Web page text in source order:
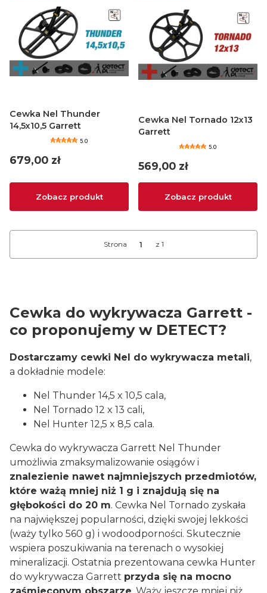
Cewka Nel Thunder
14,5x10,5 Garrett
5.0
Cena
679,00 zł
Zobacz produkt
Cewka Nel Tornado 12x13
Garrett
5.0
Cena
569,00 zł
Zobacz produkt
Strona z 1
Cewka do wykrywacza Garrett -
co proponujemy w DETECT?
Dostarczamy cewki Nel do wykrywacza metali,
a dokładnie modele:
Nel Thunder 14,5 x 10,5 cala,
Nel Tornado 12 x 13 cali,
Nel Hunter 12,5 x 8,5 cala.
Cewka do wykrywacza Garrett Nel Thunder
umożliwia zmaksymalizowanie osiągów i
znalezienie nawet najmniejszych przedmiotów,
które ważą mniej niż 1 g i znajdują się na
głębokości do 20 m. Cewka Nel Tornado zyskała
na największej popularności, dzięki swojej lekkości
(waży tylko 560 g) i wodoodporności. Skutecznie
wspiera poszukiwania na terenach o wysokiej
mineralizacji. Ostatnia prezentowana cewka Hunter
do wykrywacza Garrett przyda się na mocno